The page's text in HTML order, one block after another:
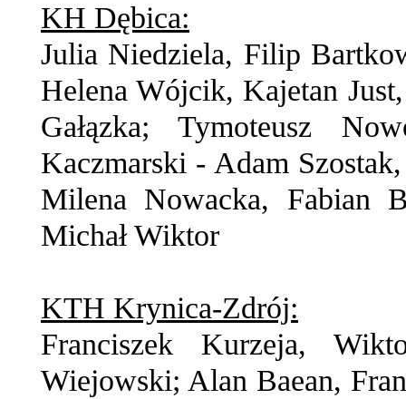
KH Dębica:
Julia Niedziela, Filip
Helena Wójcik, Kajetan
Gałązka; Tymoteusz
Kaczmarski - Adam
Milena Nowacka, Fabian
Michał Wiktor
KTH Krynica-Zdrój:
Franciszek Kurzeja,
Wiejowski; Alan Baean,